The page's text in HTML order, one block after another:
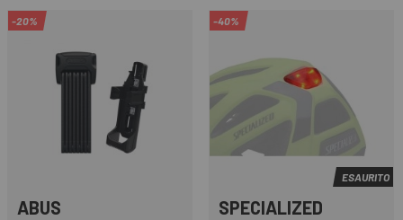
-20%
ABUS
-40%
ESAURITO
SPECIALIZED